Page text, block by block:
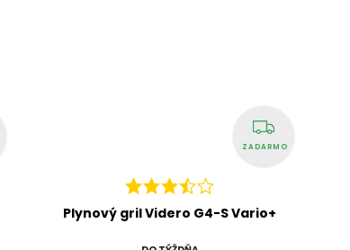
ZADARMO
Plynový gril Videro G4-S Vario+